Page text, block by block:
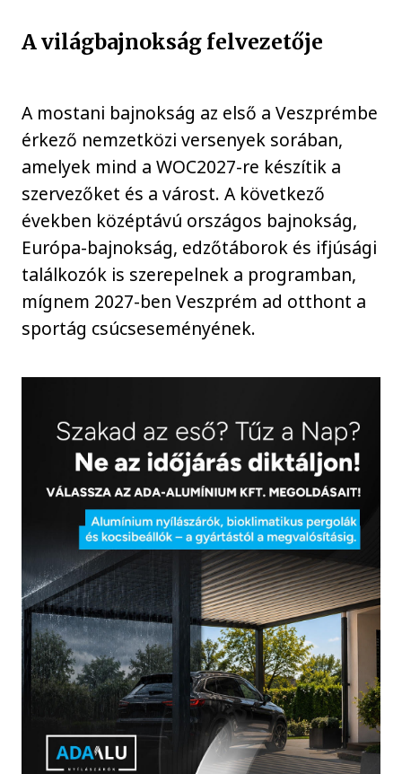
A világbajnokság felvezetője
A mostani bajnokság az első a Veszprémbe
érkező nemzetközi versenyek sorában,
amelyek mind a WOC2027-re készítik a
szervezőket és a várost. A következő
években középtávú országos bajnokság,
Európa-bajnokság, edzőtáborok és ifjúsági
találkozók is szerepelnek a programban,
mígnem 2027-ben Veszprém ad otthont a
sportág csúcseseményének.